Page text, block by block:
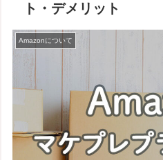
ト・デメリット
Amazonについて